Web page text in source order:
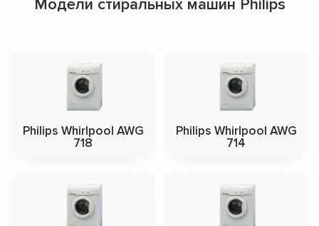
Модели стиральных машин Philips
Philips Whirlpool AWG
718
Philips Whirlpool AWG
714